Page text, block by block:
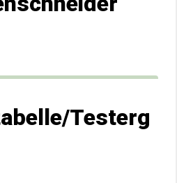
Testerg